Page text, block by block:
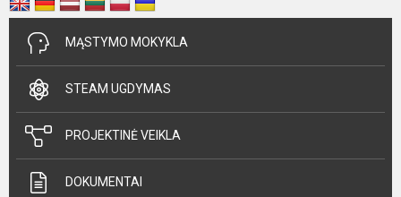
MĄSTYMO MOKYKLA
STEAM UGDYMAS
PROJEKTINĖ VEIKLA
DOKUMENTAI